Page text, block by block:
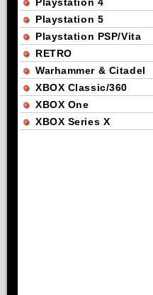
Playstation 5
Playstation PSP/Vita
RETRO
Warhammer & Citadel
XBOX Classic/360
XBOX One
XBOX Series X